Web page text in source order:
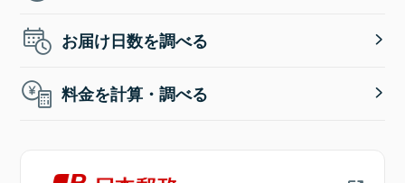
お届け日数を調べる
料金を計算・調べる